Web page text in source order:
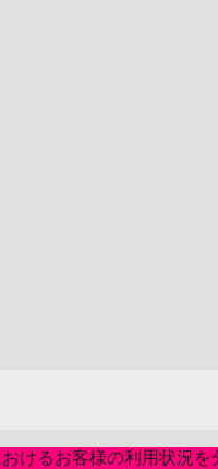
けるお客様の利用状況を